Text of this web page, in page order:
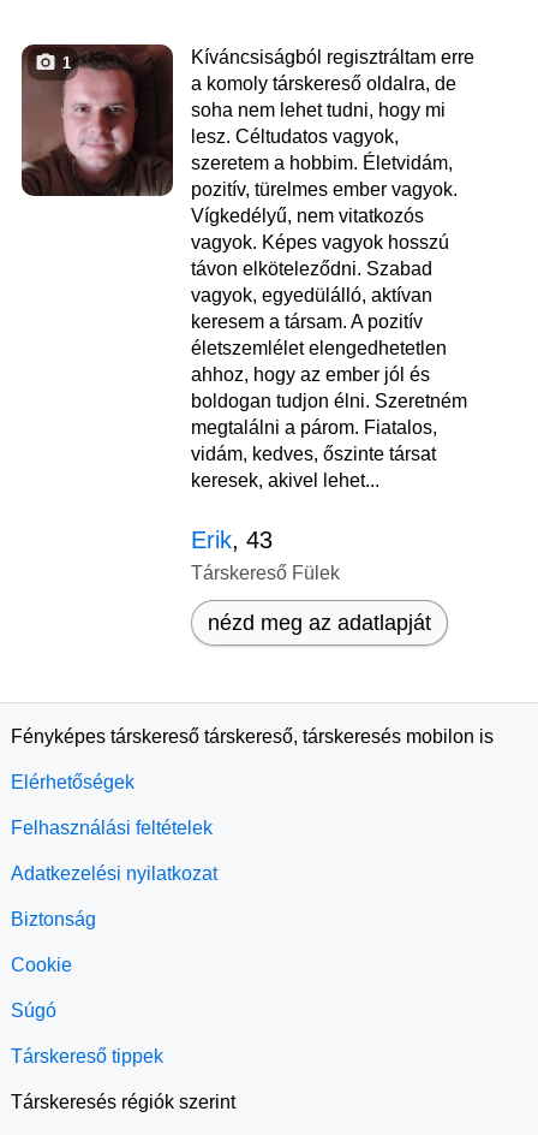
1
Kíváncsiságból regisztráltam erre
a komoly társkereső oldalra, de
soha nem lehet tudni, hogy mi
lesz. Céltudatos vagyok,
szeretem a hobbim. Életvidám,
pozitív, türelmes ember vagyok.
Vígkedélyű, nem vitatkozós
vagyok. Képes vagyok hosszú
távon elköteleződni. Szabad
vagyok, egyedülálló, aktívan
keresem a társam. A pozitív
életszemlélet elengedhetetlen
ahhoz, hogy az ember jól és
boldogan tudjon élni. Szeretném
megtalálni a párom. Fiatalos,
vidám, kedves, őszinte társat
keresek, akivel lehet...
Erik, 43
Társkereső Fülek
nézd meg az adatlapját
Fényképes társkereső társkereső, társkeresés mobilon is
Elérhetőségek
Felhasználási feltételek
Adatkezelési nyilatkozat
Biztonság
Cookie
Súgó
Társkereső tippek
Társkeresés régiók szerint